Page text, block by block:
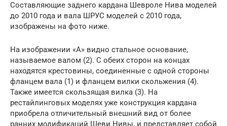
Составляющие заднего кардана Шевроле Нива моделей
до 2010 года и вала ШРУС моделей с 2010 года,
изображены на фото ниже.
На изображении «А» видно стальное основание,
называемое валом (2). С обеих сторон на концах
находятся крестовины, соединенные с одной стороны
фланцем вала (1) и фланцем вилки скольжения (4).
Также имеется скользящая вилка (3). На
рестайлинговых моделях уже конструкция кардана
приобрела отличительный внешний вид от более
ранних модификаций Шеви Нивы, и представляет собой